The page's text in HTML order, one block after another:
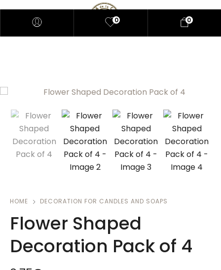
0 0
HOME DECORATION FOR CANDLES AND SOAPS
Flower Shaped
Decoration Pack of 4